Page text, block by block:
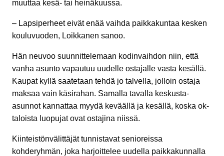
muuttaa kesä- tai heinäkuussa.
– Lapsiperheet eivät enää vaihda paikkakuntaa kesken
kouluvuoden, Loikkanen sanoo.
Hän neuvoo suunnittelemaan kodinvaihdon niin, että
vanha asunto vapautuu uudelle ostajalle vasta kesällä.
Kaupat kyllä saatetaan tehdä jo talvella, jolloin ostaja
maksaa vain käsirahan. Samalla tavalla keskusta-
asunnot kannattaa myydä keväällä ja kesällä, koska ok-
taloista luopujat ovat ostajina niissä.
Kiinteistönvälittäjät tunnistavat senioreissa
kohderyhmän, joka harjoittelee uudella paikkakunnalla